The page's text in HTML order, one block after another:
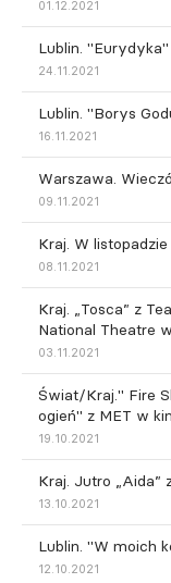
01.12.2021
Lublin.
24.11.2021
Lublin. "Borys
16.11.2021
Warszawa.
09.11.2021
Kraj. W
08.11.2021
Kraj. „Tosca” z
National Theatre
03.11.2021
Świat/Kraj." Fire
ogień" z MET w
19.10.2021
Kraj. Jutro „Aida”
13.10.2021
Lublin. "W moich
12.10.2021